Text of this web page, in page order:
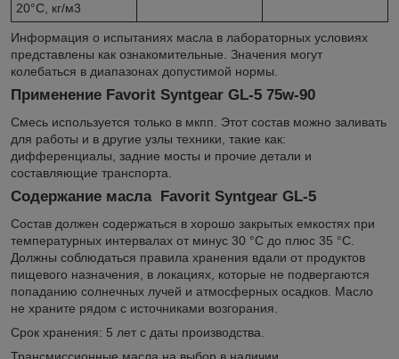
20°C, кг/м3
Информация о испытаниях масла в лабораторных условиях
представлены как ознакомительные. Значения могут
колебаться в диапазонах допустимой нормы.
Применение Favorit Syntgear GL-5 75w-90
Смесь используется только в мкпп. Этот состав можно заливать
для работы и в другие узлы техники, такие как:
дифференциалы, задние мосты и прочие детали и
составляющие транспорта.
Содержание масла Favorit Syntgear GL-5
Состав должен содержаться в хорошо закрытых емкостях при
температурных интервалах от минус 30 °С до плюс 35 °С.
Должны соблюдаться правила хранения вдали от продуктов
пищевого назначения, в локациях, которые не подвергаются
попаданию солнечных лучей и атмосферных осадков. Масло
не храните рядом с источниками возгорания.
Срок хранения: 5 лет с даты производства.